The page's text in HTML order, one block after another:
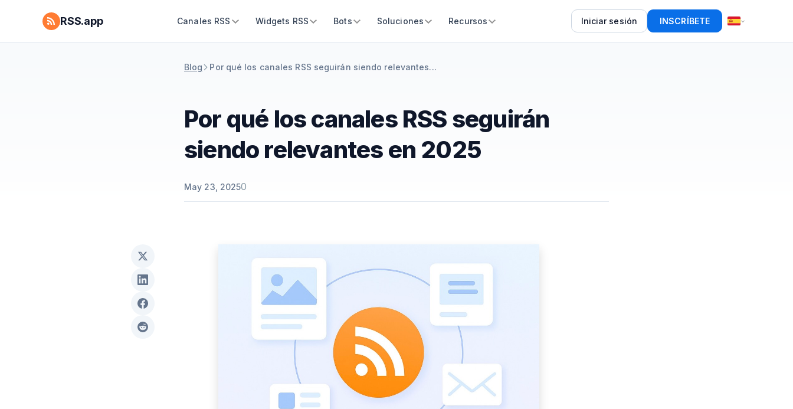
RSS.app Canales RSS Widgets RSS Bots Soluciones Recursos Iniciar sesión INSCRÍBETE
Blog Por qué los canales RSS seguirán siendo relevantes...
Por qué los canales RSS seguirán
siendo relevantes en 2025
May 23, 20250